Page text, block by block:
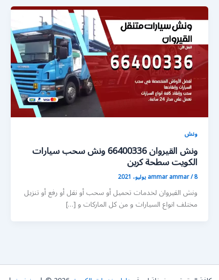
ونش
ونش القيروان 66400336 ونش سحب سيارات
الكويت سطحة كرين
ammar ammar/8 يوليو، 2021
ونش القيروان لخدمات تحميل أو سحب أو نقل أو رفع أو تنزيل
مختلف انواع السيارات و من كل الماركات و […]